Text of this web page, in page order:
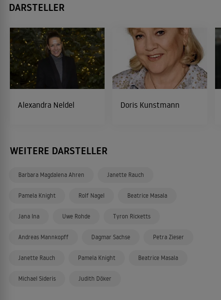
DARSTELLER
Alexandra Neldel Doris Kunstmann
WEITERE DARSTELLER
Barbara Magdalena Ahren Janette Rauch
Pamela Knight Rolf Nagel Beatrice Masala
Jana Ina Uwe Rohde Tyron Ricketts
Andreas Mannkopff Dagmar Sachse Petra Zieser
Janette Rauch Pamela Knight Beatrice Masala
Michael Sideris Judith Döker